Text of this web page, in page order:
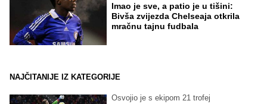
Imao je sve, a patio je u tišini:
Bivša zvijezda Chelseaja otkrila
mračnu tajnu fudbala
NAJČITANIJE IZ KATEGORIJE
Osvojio je s ekipom 21 trofej